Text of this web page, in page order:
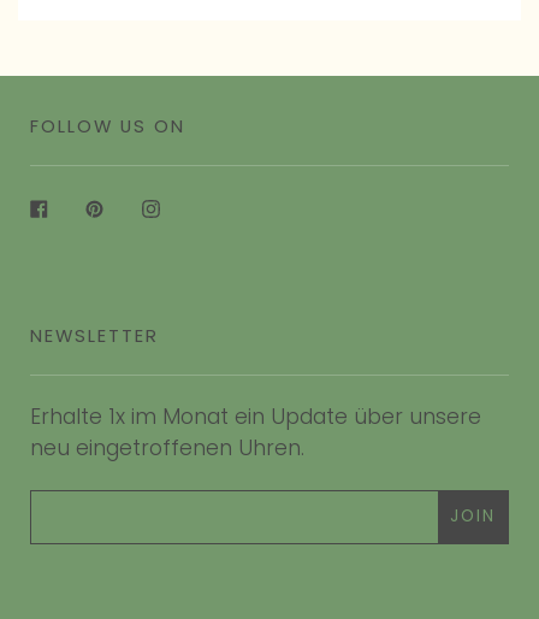
FOLLOW US ON
Facebook
PinterestInstagram
NEWSLETTER
Erhalte 1x im Monat ein Update über unsere
neu eingetroffenen Uhren.